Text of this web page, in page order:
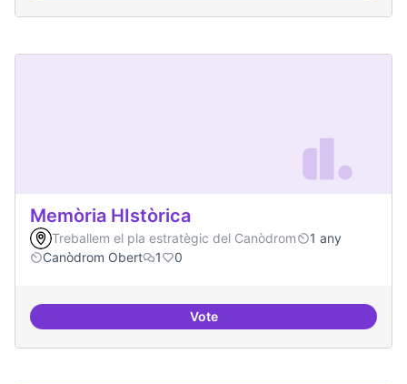
Memòria HIstòrica
Treballem el pla estratègic del Canòdrom
1 any
Canòdrom Obert
1 0
VoteMemòria HIstòrica